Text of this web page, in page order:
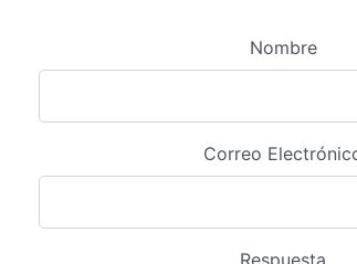
Nombre
Correo
Respuesta